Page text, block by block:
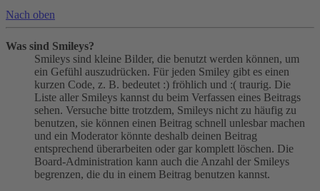
Nach oben
Was sind Smileys?
Smileys sind kleine Bilder, die benutzt werden können, um
ein Gefühl auszudrücken. Für jeden Smiley gibt es einen
kurzen Code, z. B. bedeutet :) fröhlich und :( traurig. Die
Liste aller Smileys kannst du beim Verfassen eines Beitrags
sehen. Versuche bitte trotzdem, Smileys nicht zu häufig zu
benutzen, sie können einen Beitrag schnell unlesbar machen
und ein Moderator könnte deshalb deinen Beitrag
entsprechend überarbeiten oder gar komplett löschen. Die
Board-Administration kann auch die Anzahl der Smileys
begrenzen, die du in einem Beitrag benutzen kannst.